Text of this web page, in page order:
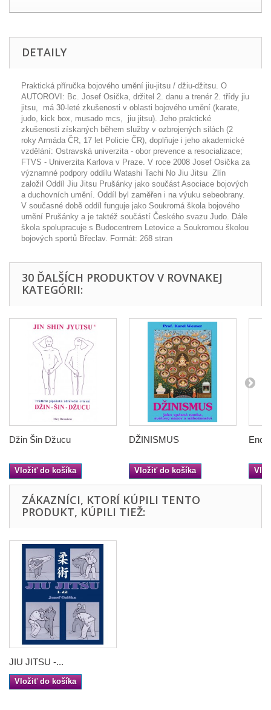
DETAILY
Praktická příručka bojového umění jiu-jitsu / džiu-džitsu. O
AUTOROVI: Bc. Josef Osička, držitel 2. danu a trenér 2. třídy jiu
jitsu, má 30-leté zkušenosti v oblasti bojového umění (karate,
judo, kick box, musado mcs, jiu jitsu). Jeho praktické
zkušenosti získaných během služby v ozbrojených silách (2
roky Armáda ČR, 17 let Policie ČR), doplňuje i jeho akademické
vzdělání: Ostravská univerzita - obor prevence a resocializace;
FTVS - Univerzita Karlova v Praze. V roce 2008 Josef Osička za
významné podpory oddílu Watashi Tachi No Jiu Jitsu Zlín
založil Oddíl Jiu Jitsu Prušánky jako součást Asociace bojových
a duchovních umění. Oddíl byl zaměřen i na výuku sebeobrany.
V současné době oddíl funguje jako Soukromá škola bojového
umění Prušánky a je taktéž součástí Českého svazu Judo. Dále
škola spolupracuje s Budocentrem Letovice a Soukromou školou
bojových sportů Břeclav. Formát: 268 stran
30 ĎALŠÍCH PRODUKTOV V ROVNAKEJ
KATEGÓRII:
Džin Šin Džucu
Vložiť do košíka
DŽINISMUS
Vložiť do košíka
ZÁKAZNÍCI, KTORÍ KÚPILI TENTO
PRODUKT, KÚPILI TIEŽ:
JIU JITSU -...
Vložiť do košíka